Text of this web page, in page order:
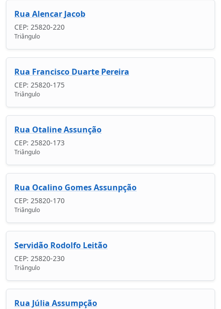
Rua Alencar Jacob
CEP: 25820-220
Triângulo
Rua Francisco Duarte Pereira
CEP: 25820-175
Triângulo
Rua Otaline Assunção
CEP: 25820-173
Triângulo
Rua Ocalino Gomes Assunpção
CEP: 25820-170
Triângulo
Servidão Rodolfo Leitão
CEP: 25820-230
Triângulo
Rua Júlia Assumpção